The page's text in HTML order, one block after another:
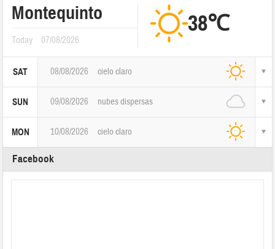
Montequinto
Today 07/08/2026
38℃
SAT 08/08/2026 cielo claro
SUN 09/08/2026 nubes dispersas
MON 10/08/2026 cielo claro
Facebook